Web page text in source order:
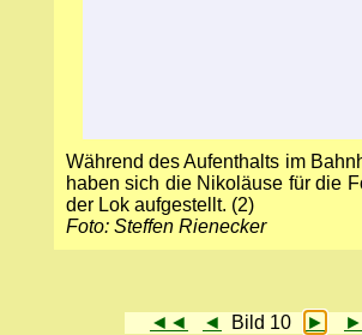
Während des Aufenthalts im
haben sich die Nikoläuse für die
der Lok aufgestellt. (2)
Foto: Steffen Rienecker
◄◄ ◄ Bild 10 ►